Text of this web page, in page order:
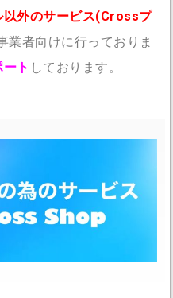
以外のサービス(Crossプ
業者向けに行っておりま
ト しております。